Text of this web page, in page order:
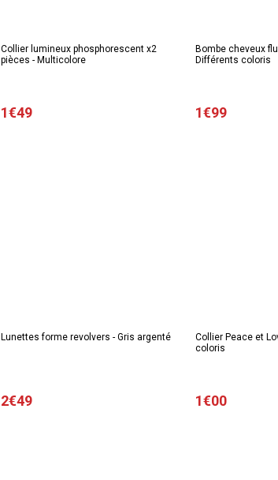
Collier lumineux phosphorescent x2
pièces - Multicolore
1€49
Bombe cheveux
Différents coloris
1€99
Lunettes forme revolvers - Gris argenté
2€49
Collier Peace et
coloris
1€00